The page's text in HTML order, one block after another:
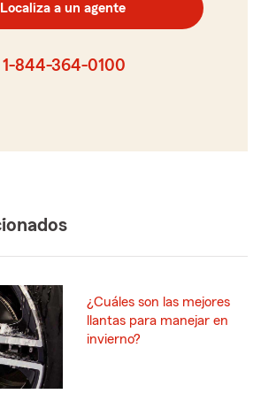
de
cinco
Localiza a un agente
1-844-364-0100
¿Cuáles son las mejores
llantas para manejar en
invierno?